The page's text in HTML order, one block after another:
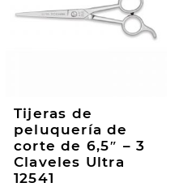
Tijeras de
peluquería de
corte de 6,5″ – 3
Claveles Ultra
12541